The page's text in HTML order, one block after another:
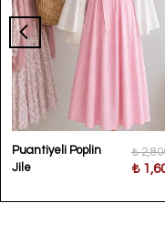
Puantiyeli Poplin
Jile
₺
₺